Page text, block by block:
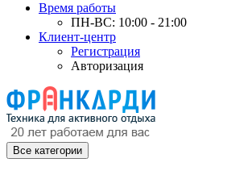
Время работы
ПН-ВС: 10:00 - 21:00
Клиент-центр
Регистрация
Авторизация
Все категории